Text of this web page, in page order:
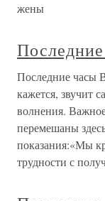
жены
Последние часы
кажется, звучит
волнения.
перемешаны
показания:«Мы
трудности с